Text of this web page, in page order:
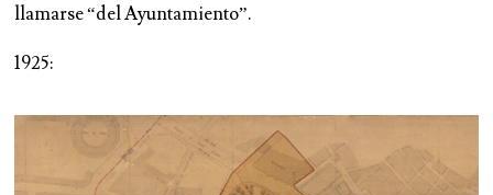
llamarse “del Ayuntamiento”.
1925: